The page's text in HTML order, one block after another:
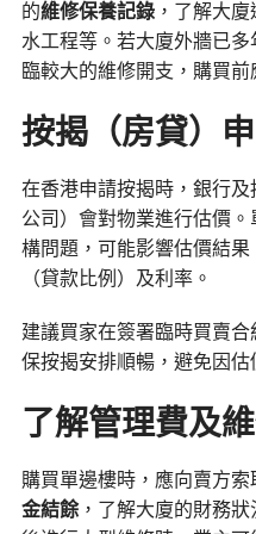
的維修保養記錄，了解大廈
水工程等。若大廈外牆已
臨較大的維修開支，購買前
按揭（房貸）
在香港申請按揭時，銀行
公司）會對物業進行估價
構問題，可能影響估價結
（貸款比例）及利率。
建議買家在簽署臨時買賣
保按揭安排順暢，避免因估
了解管理費及
購買單邊樓時，應向賣方索
金結餘，了解大廈的財務狀